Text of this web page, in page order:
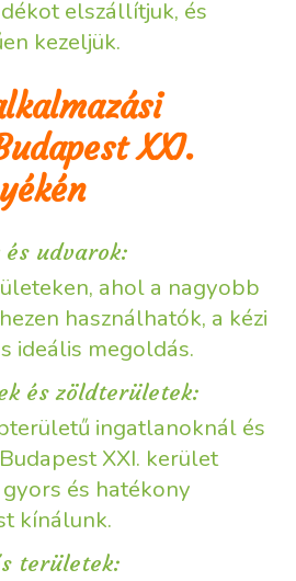
elszállítjuk, és
kezeljük.
XXI.
udvarok:
ahol a nagyobb
használhatók, a kézi
ideális megoldás.
és zöldterületek:
ingatlanoknál és
XXI. kerület
és hatékony
kínálunk.
területek: